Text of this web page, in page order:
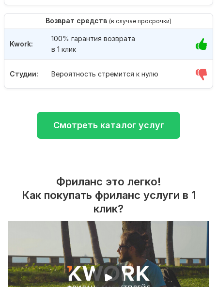
Возврат средств (в случае просрочки)
Студии: Вероятность стремится к нулю
Kwork:
100% гарантия возврата
в 1 клик
Смотреть каталог услуг
Фриланс это легко!
Как покупать фриланс услуги в 1
клик?